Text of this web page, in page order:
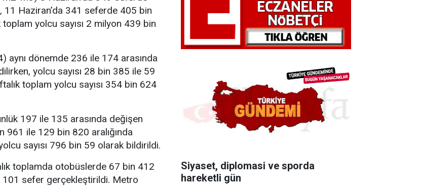
11 Haziran’da 341 seferde 405 bin
toplam yolcu sayısı 2 milyon 439 bin
aynı dönemde 236 ile 174 arasında
yolcu sayısı 28 bin 385 ile 59
toplam yolcu sayısı 354 bin 624
197 ile 135 arasında değişen
961 ile 129 bin 820 aralığında
sayısı 796 bin 59 olarak bildirildi.
toplamda otobüslerde 67 bin 412
101 sefer gerçekleştirildi. Metro
Siyaset, diplomasi ve sporda
hareketli gün